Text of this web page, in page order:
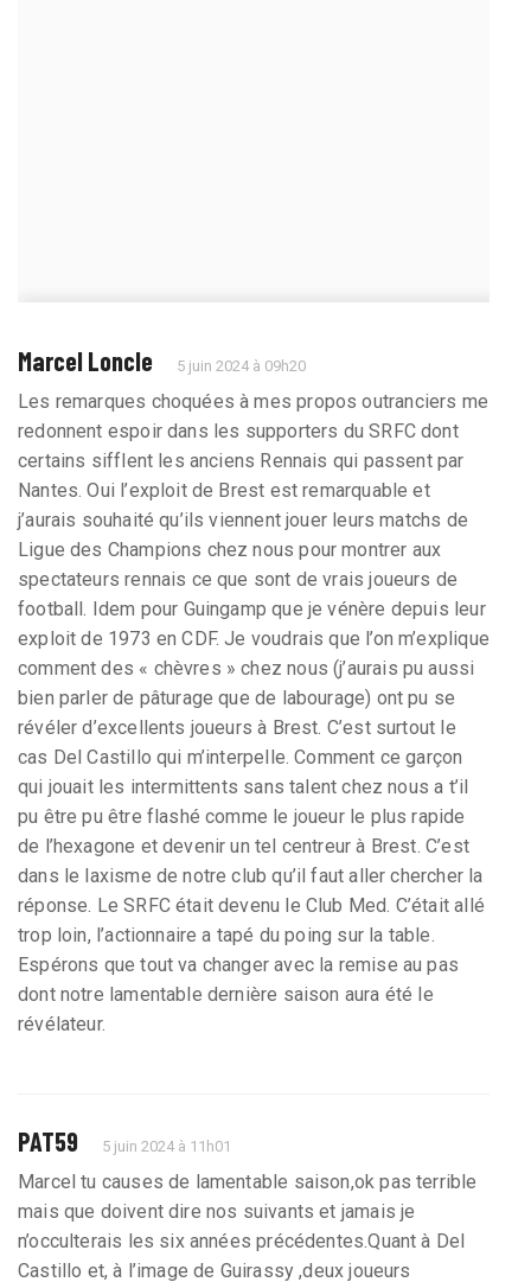
Marcel Loncle 5 juin 2024 à 09h20
Les remarques choquées à mes propos outranciers me
redonnent espoir dans les supporters du SRFC dont
certains sifflent les anciens Rennais qui passent par
Nantes. Oui l’exploit de Brest est remarquable et
j’aurais souhaité qu’ils viennent jouer leurs matchs de
Ligue des Champions chez nous pour montrer aux
spectateurs rennais ce que sont de vrais joueurs de
football. Idem pour Guingamp que je vénère depuis leur
exploit de 1973 en CDF. Je voudrais que l’on m’explique
comment des « chèvres » chez nous (j’aurais pu aussi
bien parler de pâturage que de labourage) ont pu se
révéler d’excellents joueurs à Brest. C’est surtout le
cas Del Castillo qui m’interpelle. Comment ce garçon
qui jouait les intermittents sans talent chez nous a t’il
pu être pu être flashé comme le joueur le plus rapide
de l’hexagone et devenir un tel centreur à Brest. C’est
dans le laxisme de notre club qu’il faut aller chercher la
réponse. Le SRFC était devenu le Club Med. C’était allé
trop loin, l’actionnaire a tapé du poing sur la table.
Espérons que tout va changer avec la remise au pas
dont notre lamentable dernière saison aura été le
révélateur.
PAT59 5 juin 2024 à 11h01
Marcel tu causes de lamentable saison,ok pas terrible
mais que doivent dire nos suivants et jamais je
n’occulterais les six années précédentes.Quant à Del
Castillo et, à l’image de Guirassy ,deux joueurs